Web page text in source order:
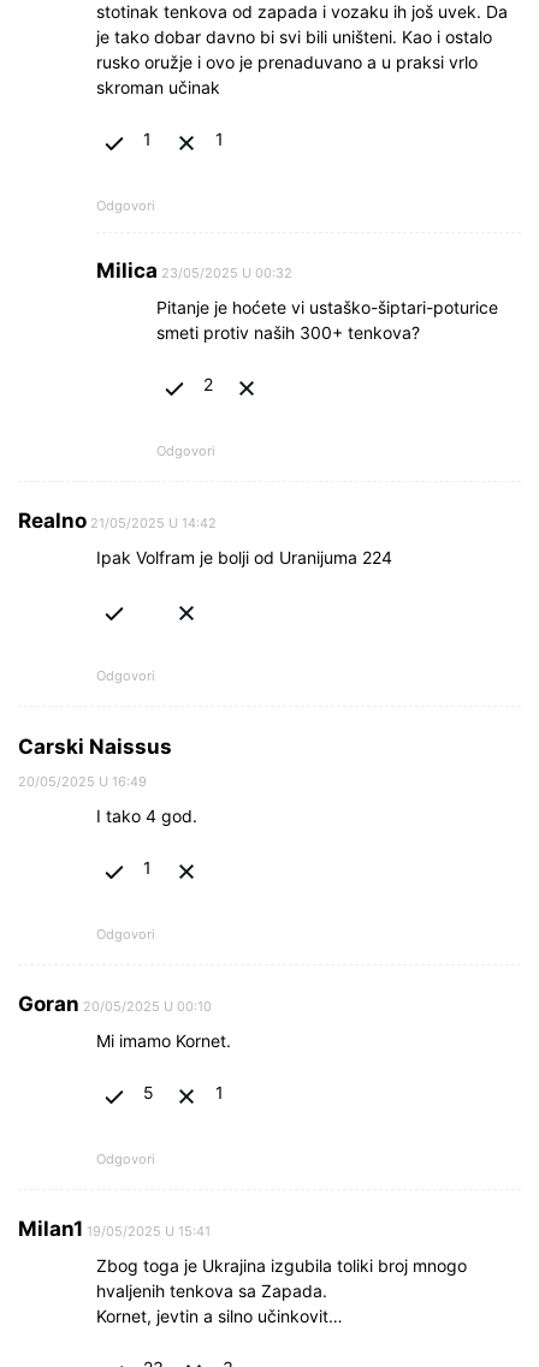
stotinak tenkova od zapada i vozaku ih još uvek. Da
je tako dobar davno bi svi bili uništeni. Kao i ostalo
rusko oružje i ovo je prenaduvano a u praksi vrlo
skroman učinak
1 1
Odgovori
Milica 23/05/2025 U 00:32
Pitanje je hoćete vi ustaško-šiptari-poturice
smeti protiv naših 300+ tenkova?
2
Odgovori
Realno 21/05/2025 U 14:42
Ipak Volfram je bolji od Uranijuma 224
Odgovori
Carski Naissus
20/05/2025 U 16:49
I tako 4 god.
1
Odgovori
Goran 20/05/2025 U 00:10
Mi imamo Kornet.
5 1
Odgovori
Milan1 19/05/2025 U 15:41
Zbog toga je Ukrajina izgubila toliki broj mnogo
hvaljenih tenkova sa Zapada.
Kornet, jevtin a silno učinkovit…